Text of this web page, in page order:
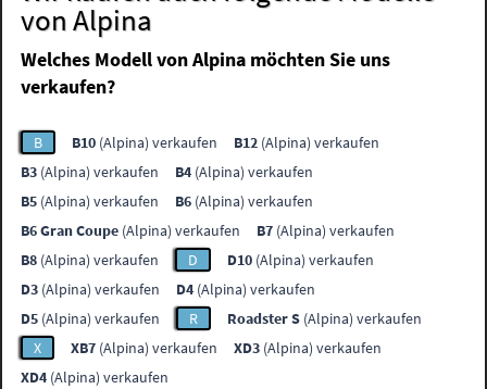
von Alpina
Welches Modell von Alpina möchten Sie uns
verkaufen?
B B10 (Alpina) verkaufen B12 (Alpina) verkaufen
B3 (Alpina) verkaufen B4 (Alpina) verkaufen
B5 (Alpina) verkaufen B6 (Alpina) verkaufen
B6 Gran Coupe (Alpina) verkaufen B7 (Alpina) verkaufen
B8 (Alpina) verkaufen D D10 (Alpina) verkaufen
D3 (Alpina) verkaufen D4 (Alpina) verkaufen
D5 (Alpina) verkaufen R Roadster S (Alpina) verkaufen
X
XB7 (Alpina) verkaufen XD3 (Alpina) verkaufen
XD4 (Alpina) verkaufen